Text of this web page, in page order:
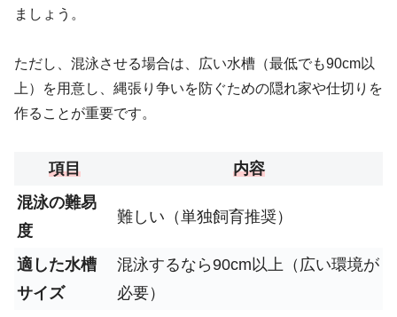
ましょう。
ただし、混泳させる場合は、広い水槽（最低でも90cm以
上）を用意し、縄張り争いを防ぐための隠れ家や仕切りを
作ることが重要です。
項目
内容
混泳の難易
度
難しい（単独飼育推奨）
適した水槽
サイズ
混泳するなら90cm以上（広い環境が
必要）